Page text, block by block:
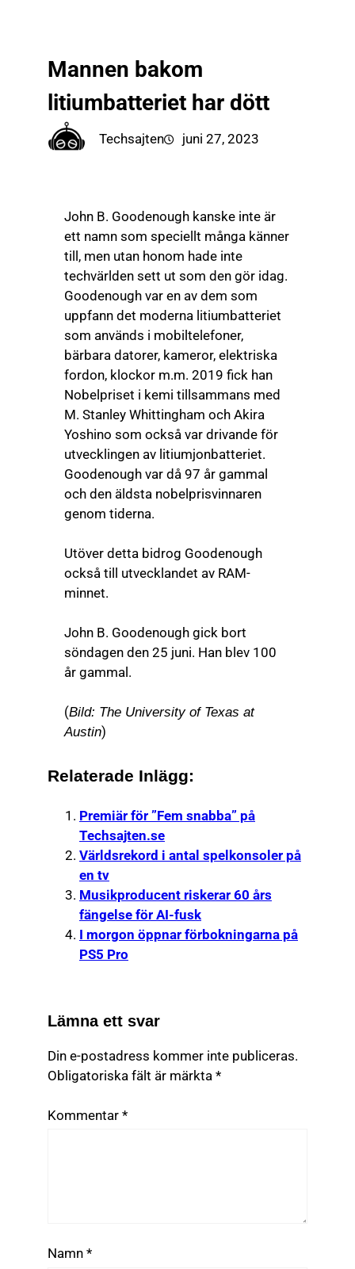
Mannen bakom
litiumbatteriet har dött
Techsajten juni 27, 2023
John B. Goodenough kanske inte är
ett namn som speciellt många känner
till, men utan honom hade inte
techvärlden sett ut som den gör idag.
Goodenough var en av dem som
uppfann det moderna litiumbatteriet
som används i mobiltelefoner,
bärbara datorer, kameror, elektriska
fordon, klockor m.m. 2019 fick han
Nobelpriset i kemi tillsammans med
M. Stanley Whittingham och Akira
Yoshino som också var drivande för
utvecklingen av litiumjonbatteriet.
Goodenough var då 97 år gammal
och den äldsta nobelprisvinnaren
genom tiderna.
Utöver detta bidrog Goodenough
också till utvecklandet av RAM-
minnet.
John B. Goodenough gick bort
söndagen den 25 juni. Han blev 100
år gammal.
(Bild: The University of Texas at
Austin)
Relaterade Inlägg:
Premiär för ”Fem snabba” på
Techsajten.se
Världsrekord i antal spelkonsoler på
en tv
Musikproducent riskerar 60 års
fängelse för AI-fusk
I morgon öppnar förbokningarna på
PS5 Pro
Lämna ett svar
Din e-postadress kommer inte publiceras.
Obligatoriska fält är märkta *
Kommentar *
Namn *